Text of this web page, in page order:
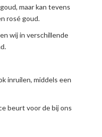
maar kan tevens
rosé goud.
wij in verschillende
inruilen, middels een
beurt voor de bij ons